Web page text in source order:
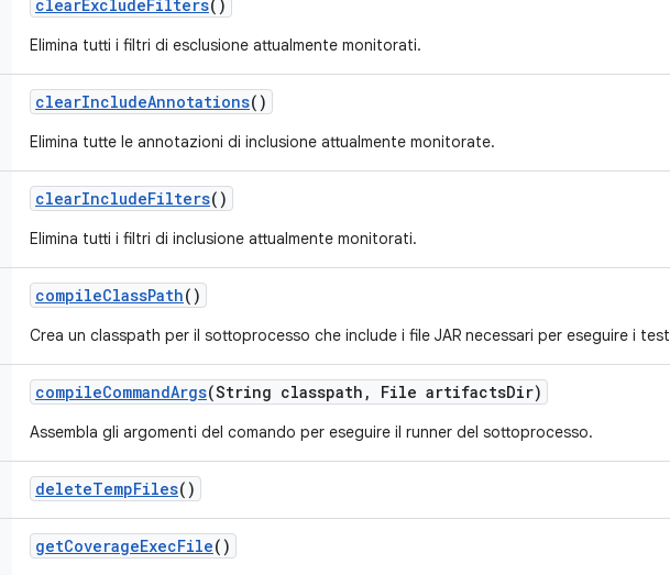
clearExcludeFilters()
Elimina tutti i filtri di esclusione attualmente monitorati.
clearIncludeAnnotations()
Elimina tutte le annotazioni di inclusione attualmente monitorate.
clearIncludeFilters()
Elimina tutti i filtri di inclusione attualmente monitorati.
compileClassPath()
Crea un classpath per il sottoprocesso che include i file JAR necessari per eseguire i test
compileCommandArgs(String classpath , File artifactsDir)
Assembla gli argomenti del comando per eseguire il runner del sottoprocesso.
deleteTempFiles()
getCoverageExecFile()